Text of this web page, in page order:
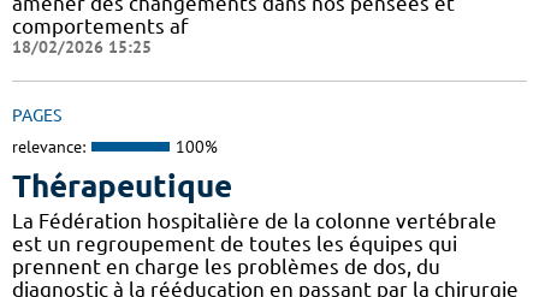
comportements af
18/02/2026 15:25
PAGES
relevance: 100%
Thérapeutique
La Fédération hospitalière de la colonne vertébrale
est un regroupement de toutes les équipes qui
prennent en charge les problèmes de dos, du
diagnostic à la rééducation en passant par la chirurgie